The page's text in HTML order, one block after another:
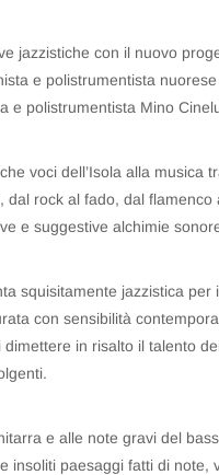
jazzistiche con il nuovo
e polistrumentista
e polistrumentista Mino
voci dell’Isola alla musica
dal rock al fado, dal
e suggestive alchimie
squisitamente jazzistica
con sensibilità
in risalto il talento
e alle note gravi del
insoliti paesaggi fatti di note,